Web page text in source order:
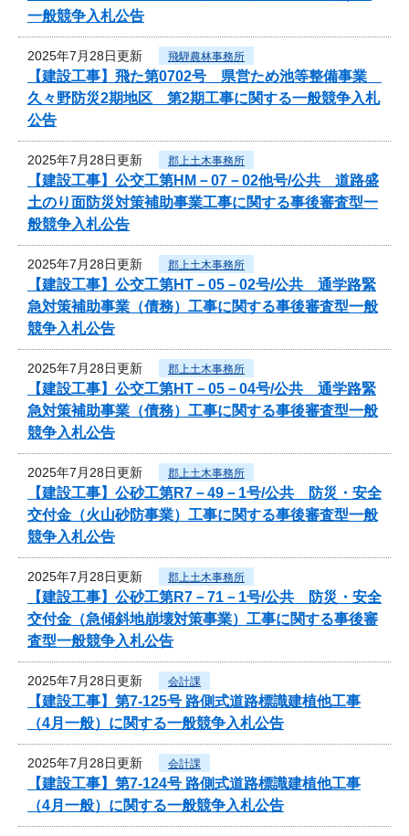
一般競争入札公告
2025年7月28日更新 飛騨農林事務所
【建設工事】飛た第0702号 県営ため池等整備事業
久々野防災2期地区 第2期工事に関する一般競争入札
公告
2025年7月28日更新 郡上土木事務所
【建設工事】公交工第HM－07－02他号/公共 道路盛
土のり面防災対策補助事業工事に関する事後審査型一
般競争入札公告
2025年7月28日更新 郡上土木事務所
【建設工事】公交工第HT－05－02号/公共 通学路緊
急対策補助事業（債務）工事に関する事後審査型一般
競争入札公告
2025年7月28日更新 郡上土木事務所
【建設工事】公交工第HT－05－04号/公共 通学路緊
急対策補助事業（債務）工事に関する事後審査型一般
競争入札公告
2025年7月28日更新 郡上土木事務所
【建設工事】公砂工第R7－49－1号/公共 防災・安全
交付金（火山砂防事業）工事に関する事後審査型一般
競争入札公告
2025年7月28日更新 郡上土木事務所
【建設工事】公砂工第R7－71－1号/公共 防災・安全
交付金（急傾斜地崩壊対策事業）工事に関する事後審
査型一般競争入札公告
2025年7月28日更新 会計課
【建設工事】第7-125号 路側式道路標識建植他工事
（4月一般）に関する一般競争入札公告
2025年7月28日更新 会計課
【建設工事】第7-124号 路側式道路標識建植他工事
（4月一般）に関する一般競争入札公告